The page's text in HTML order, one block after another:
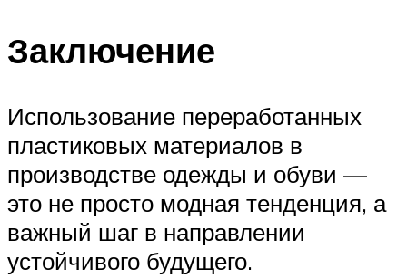
Заключение
Использование переработанных
пластиковых материалов в
производстве одежды и обуви —
это не просто модная тенденция, а
важный шаг в направлении
устойчивого будущего.